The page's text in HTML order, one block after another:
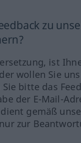
zu
ist
wollen Sie
bitte das
der E-Mail-
gemäß
zur